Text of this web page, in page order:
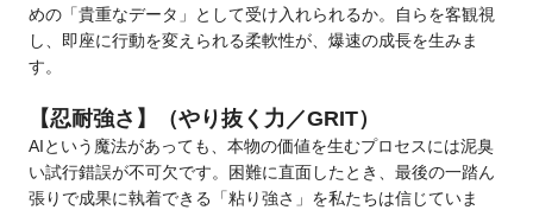
めの「貴重なデータ」として受け入れられるか。自らを客観視
し、即座に行動を変えられる柔軟性が、爆速の成長を生みま
す。
【忍耐強さ】（やり抜く力／GRIT）
AIという魔法があっても、本物の価値を生むプロセスには泥臭
い試行錯誤が不可欠です。困難に直面したとき、最後の一踏ん
張りで成果に執着できる「粘り強さ」を私たちは信じていま